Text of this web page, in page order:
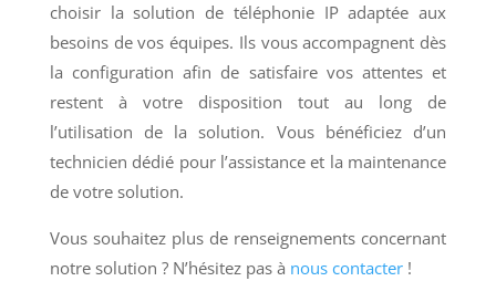
choisir la solution de téléphonie IP adaptée aux
besoins de vos équipes. Ils vous accompagnent dès
la configuration afin de satisfaire vos attentes et
restent à votre disposition tout au long de
l’utilisation de la solution. Vous bénéficiez d’un
technicien dédié pour l’assistance et la maintenance
de votre solution.
Vous souhaitez plus de renseignements concernant
notre solution ? N’hésitez pas à nous contacter!